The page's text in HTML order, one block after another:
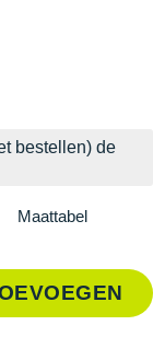
bestellen) de
Maattabel